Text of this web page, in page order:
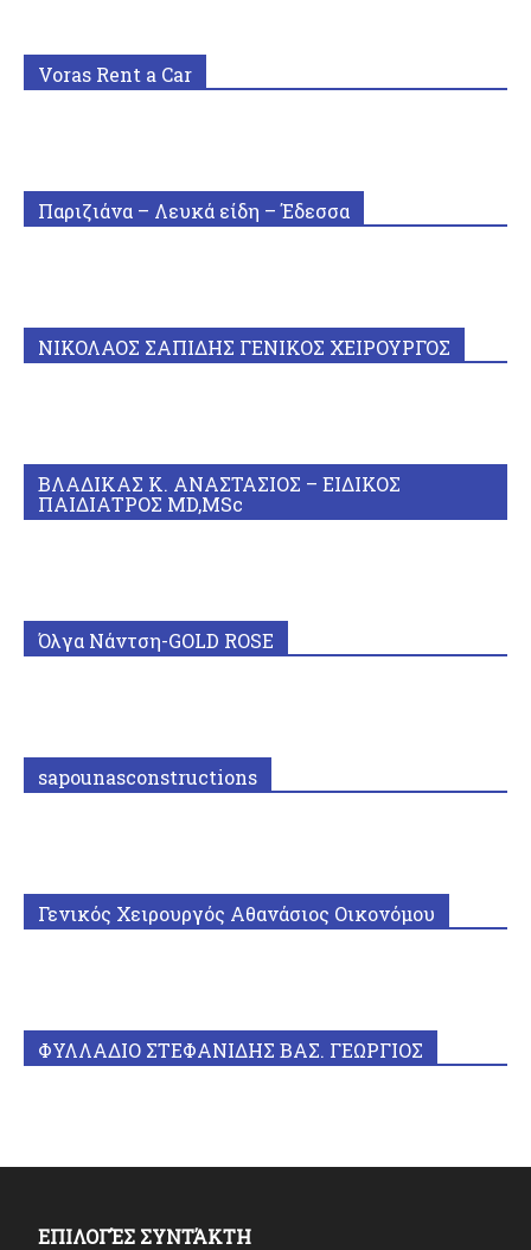
Voras Rent a Car
Παριζιάνα – Λευκά είδη – Έδεσσα
ΝΙΚΟΛΑΟΣ ΣΑΠΙΔΗΣ ΓΕΝΙΚΟΣ ΧΕΙΡΟΥΡΓΟΣ
ΒΛΑΔΙΚΑΣ Κ. ΑΝΑΣΤΑΣΙΟΣ – ΕΙΔΙΚΟΣ
ΠΑΙΔΙΑΤΡΟΣ MD,MSc
Όλγα Νάντση-GOLD ROSE
sapounasconstructions
Γενικός Χειρουργός Αθανάσιος Οικονόμου
ΦΥΛΛΑΔΙΟ ΣΤΕΦΑΝΙΔΗΣ ΒΑΣ. ΓΕΩΡΓΙΟΣ
ΕΠΙΛΟΓΈΣ ΣΥΝΤΆΚΤΗ